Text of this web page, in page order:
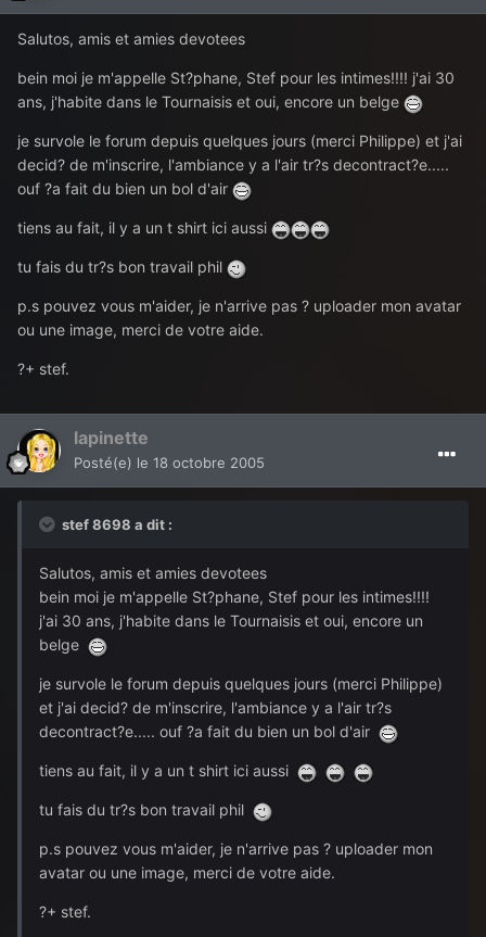
Salutos, amis et amies devotees
bein moi je m'appelle St?phane, Stef pour les intimes!!!! j'ai 30
ans, j'habite dans le Tournaisis et oui, encore un belge
je survole le forum depuis quelques jours (merci Philippe) et j'ai
decid? de m'inscrire, l'ambiance y a l'air tr?s decontract?e.....
ouf ?a fait du bien un bol d'air
tiens au fait, il y a un t shirt ici aussi
tu fais du tr?s bon travail phil
p.s pouvez vous m'aider, je n'arrive pas ? uploader mon avatar
ou une image, merci de votre aide.
?+ stef.
lapinette
Posté(e) le 18 octobre 2005
stef 8698 a dit :
Salutos, amis et amies devotees
bein moi je m'appelle St?phane, Stef pour les intimes!!!!
j'ai 30 ans, j'habite dans le Tournaisis et oui, encore un
belge
je survole le forum depuis quelques jours (merci Philippe)
et j'ai decid? de m'inscrire, l'ambiance y a l'air tr?s
decontract?e..... ouf ?a fait du bien un bol d'air
tiens au fait, il y a un t shirt ici aussi
tu fais du tr?s bon travail phil
p.s pouvez vous m'aider, je n'arrive pas ? uploader mon
avatar ou une image, merci de votre aide.
?+ stef.